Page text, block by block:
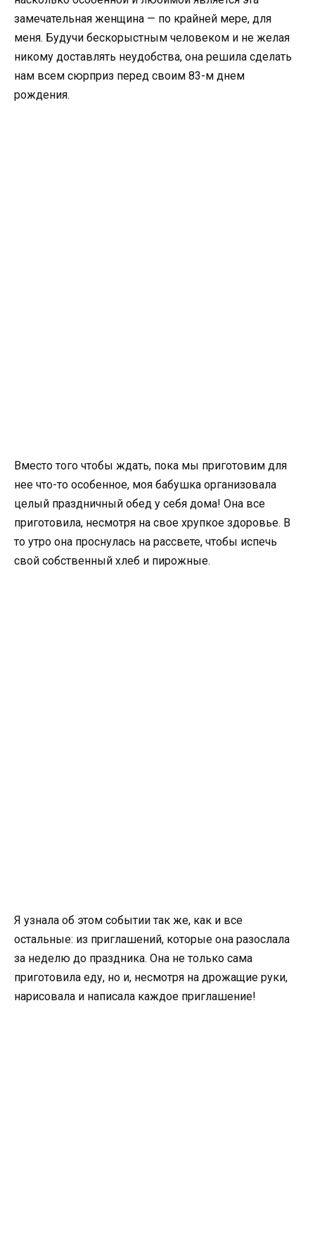
замечательная женщина — по крайней мере, для
меня. Будучи бескорыстным человеком и не желая
никому доставлять неудобства, она решила сделать
нам всем сюрприз перед своим 83-м днем
рождения.
Вместо того чтобы ждать, пока мы приготовим для
нее что-то особенное, моя бабушка организовала
целый праздничный обед у себя дома! Она все
приготовила, несмотря на свое хрупкое здоровье. В
то утро она проснулась на рассвете, чтобы испечь
свой собственный хлеб и пирожные.
Я узнала об этом событии так же, как и все
остальные: из приглашений, которые она разослала
за неделю до праздника. Она не только сама
приготовила еду, но и, несмотря на дрожащие руки,
нарисовала и написала каждое приглашение!